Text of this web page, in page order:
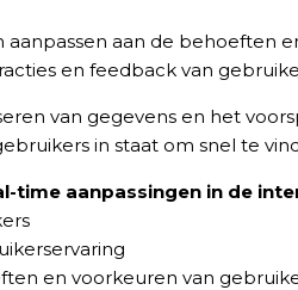
E-BROCHURE
aan de behoeften
en feedback van
van gegevens en het
in staat om snel te
time aanpassingen in de
en voorkeuren van